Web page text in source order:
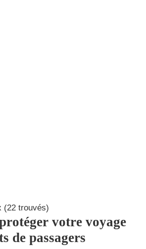
(22 trouvés)
votre voyage
de passagers